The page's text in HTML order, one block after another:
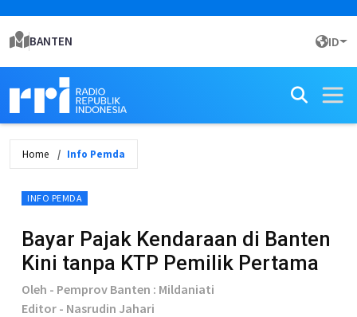
BANTEN ID
Home Info Pemda
INFO PEMDA
Bayar Pajak Kendaraan di Banten
Kini tanpa KTP Pemilik Pertama
Oleh - Pemprov Banten : Mildaniati
Editor - Nasrudin Jahari